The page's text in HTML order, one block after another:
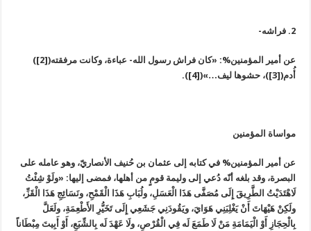
2. فراشه-
عن أمير المؤمنين%: «كان فراش رسول الله- عباءة، وكانت مرفقته([2])
أُدم([3])، حشوها ليف…»([4]).
مواساة المؤمنين
عن أمير المؤمنين% في كتابه إلى عثمان بن حُنيف الأنصاريّ، وهو عامله على
البصرة، وقد بلغه أنّه دُعي إلى وليمة قومٍ من أهلها، فمضى إليها: «ولَوْ شِئْتُ
لَاهْتَدَيْتُ الطَّرِيقَ إِلَى مُصَفَّى هَذَا الْعَسَلِ، ولُبَابِ هَذَا الْقَمْحِ، ونَسَائِجِ هَذَا الْقَزِّ،
ولَكِنْ هَيْهَاتَ أَنْ يَغْلِبَنِي هَوَايَ، ويَقُودَنِي جَشَعِي إِلَى تَخَيُّرِ الأَطْعِمَةِ، ولَعَلَّ
بِالْحِجَازِ أَوْ الْيَمَامَةِ مَنْ لَا طَمَعَ لَه فِي الْقُرْصِ، ولَا عَهْدَ لَه بِالشِّبَعِ، أَوْ أَبِيتَ مِبْطَاناً